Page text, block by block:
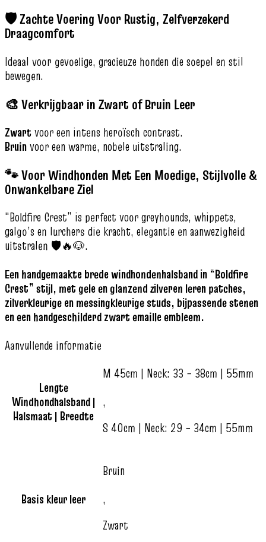
🛡️ Zachte Voering Voor Rustig, Zelfverzekerd
Draagcomfort
Ideaal voor gevoelige, gracieuze honden die soepel en stil
bewegen.
🎨 Verkrijgbaar in Zwart of Bruin Leer
Zwartvoor een intens heroïsch contrast.
Bruinvoor een warme, nobele uitstraling.
🐾 Voor Windhonden Met Een Moedige, Stijlvolle &
Onwankelbare Ziel
“Boldfire Crest” is perfect voor greyhounds, whippets,
galgo’s en lurchers die kracht, elegantie en aanwezigheid
uitstralen 🛡️🔥🐶.
Een handgemaakte brede windhondenhalsband in “Boldfire
Crest” stijl, met gele en glanzend zilveren leren patches,
zilverkleurige en messingkleurige studs, bijpassende stenen
en een handgeschilderd zwart emaille embleem.
Aanvullende informatie
Lengte
Windhondhalsband |
Halsmaat | Breedte
M 45cm | Neck: 33 – 38cm | 55mm
,
S 40cm | Neck: 29 – 34cm | 55mm
Basis kleur leer
Bruin
,
Zwart